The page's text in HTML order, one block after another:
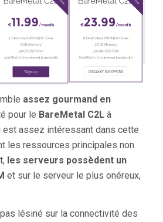
assez gourmand en
pour le BareMetal C2L à
est assez intéressant dans cette
les ressources principales non
les serveurs possèdent un
et sur le serveur le plus onéreux,
pas lésiné sur la connectivité des